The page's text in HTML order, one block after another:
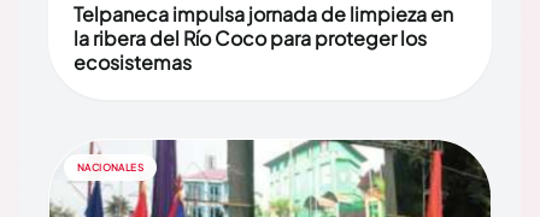
Telpaneca impulsa jornada de limpieza en
la ribera del Río Coco para proteger los
ecosistemas
NACIONALES